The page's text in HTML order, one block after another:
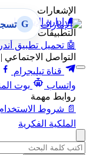
الإشعارات
🔔 إدارة الإشعارات
التطبيقات
🤖 تحميل تطبيق
التواصل الاجتماعي |
قناة تيليجرام
واتساب
بوت
روابط مهمة
📄 شروط الاستخدام
الملكية الفكرية
G